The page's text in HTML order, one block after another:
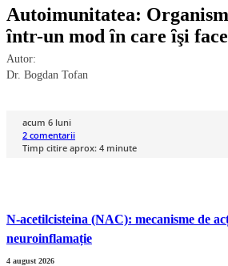
Autoimunitatea:
ȋntr-un mod ȋn care ȋşi
Autor:
Dr. Bogdan Tofan
acum 6 luni
2 comentarii
Timp citire aprox: 4 minute
N-acetilcisteina (NAC): mecanisme de
neuroinflamație
4 august 2026